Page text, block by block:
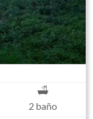
2 baño